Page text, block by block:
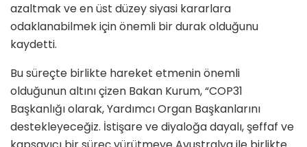
azaltmak ve en üst düzey siyasi kararlara
odaklanabilmek için önemli bir durak olduğunu
kaydetti.
Bu süreçte birlikte hareket etmenin önemli
olduğunun altını çizen Bakan Kurum, “COP31
Başkanlığı olarak, Yardımcı Organ Başkanlarını
destekleyeceğiz. İstişare ve diyaloğa dayalı, şeffaf ve